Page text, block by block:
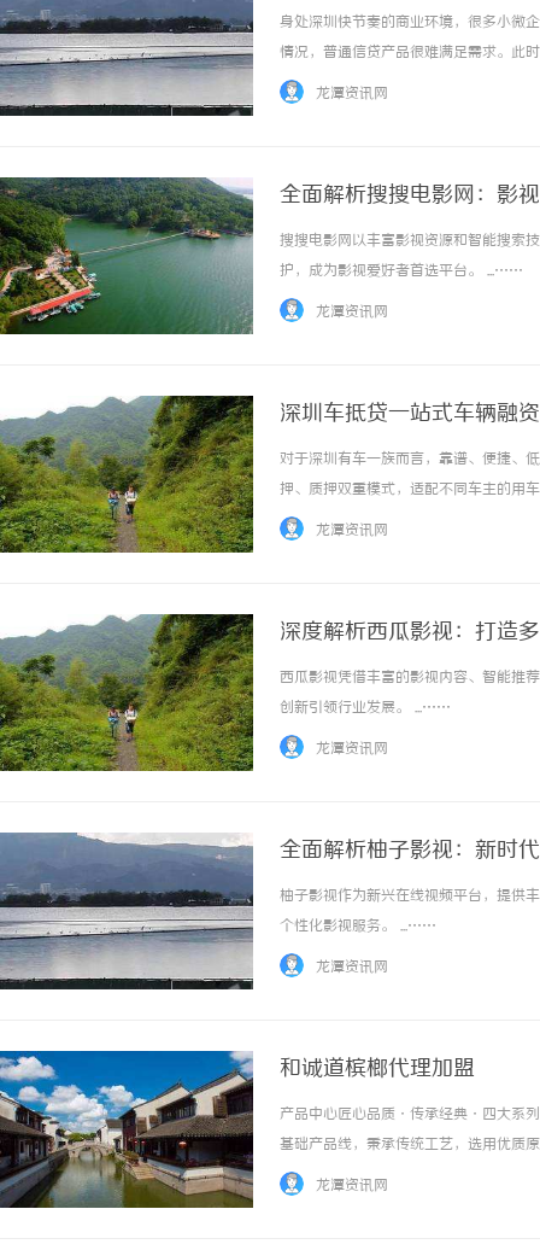
身处深圳快节奏的商业环境，很多小微
情况，普通信贷产品很难满足需求。此
利率更优惠，是大额短期资金周转的靠
龙潭资讯网
全面解析搜搜电影网：影
搜搜电影网以丰富影视资源和智能搜索
护，成为影视爱好者首选平台。 ...……
龙潭资讯网
深圳车抵贷一站式车辆融
对于深圳有车一族而言，靠谱、便捷、
押、质押双重模式，适配不同车主的用
资方式，全程合规可控，急需周转可咨
龙潭资讯网
深度解析西瓜影视：打造
西瓜影视凭借丰富的影视内容、智能推
创新引领行业发展。 ...……
龙潭资讯网
全面解析柚子影视：新时
柚子影视作为新兴在线视频平台，提供
个性化影视服务。 ...……
龙潭资讯网
和诚道槟榔代理加盟
产品中心匠心品质·传承经典·四大系
基础产品线，秉承传统工艺，选用优质
传统工艺制作工艺扎实可靠品质稳定可
龙潭资讯网